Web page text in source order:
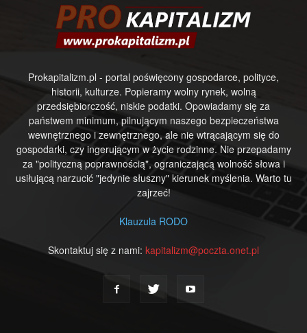
Prokapitalizm.pl - portal poświęcony gospodarce, polityce,
historii, kulturze. Popieramy wolny rynek, wolną
przedsiębiorczość, niskie podatki. Opowiadamy się za
państwem minimum, pilnującym naszego bezpieczeństwa
wewnętrznego i zewnętrznego, ale nie wtrącającym się do
gospodarki, czy ingerującym w życie rodzinne. Nie przepadamy
za "polityczną poprawnością", ograniczającą wolność słowa i
usiłującą narzucić "jedynie słuszny" kierunek myślenia. Warto tu
zajrzeć!
Klauzula RODO
Skontaktuj się z nami: kapitalizm@poczta.onet.pl